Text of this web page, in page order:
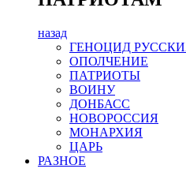
назад
ГЕНОЦИД
ОПОЛЧЕНИЕ
ПАТРИОТЫ
ВОИНУ
ДОНБАСС
НОВОРОССИЯ
МОНАРХИЯ
ЦАРЬ
РАЗНОЕ